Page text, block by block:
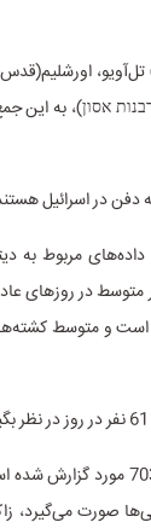
אסון)، به
دفن در اسرائیل
مربوط به
آمار مربوط به تردد تیم‌های
صورت می‌گیرد،